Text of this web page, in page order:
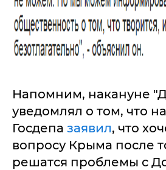
Напомним, накануне
уведомлял о том, что
Госдепа заявил, что
вопросу Крыма после
решатся проблемы с